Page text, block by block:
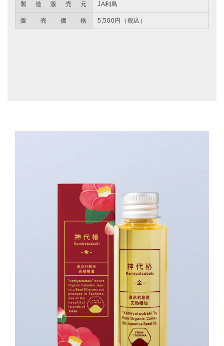
製造販売元 JA利島
販売価格 5,500円（税込）